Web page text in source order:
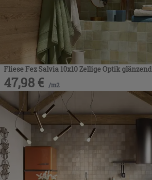
Fliese Fez Salvia 10x10 Zellige Optik
47,98 € /m2